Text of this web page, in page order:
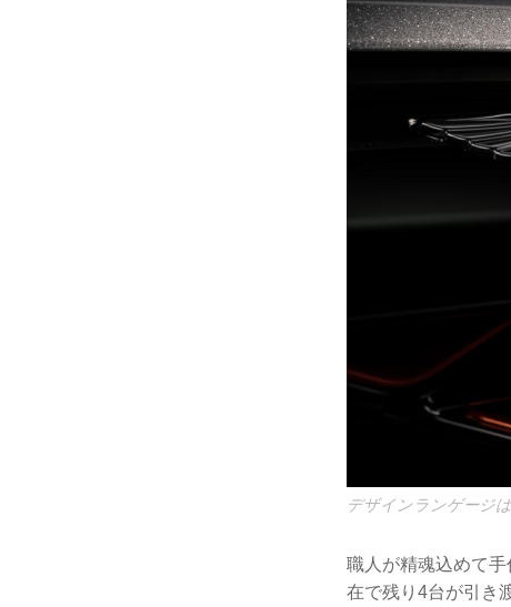
デザインランゲージ
職人が精魂込めて
在で残り4台が引き